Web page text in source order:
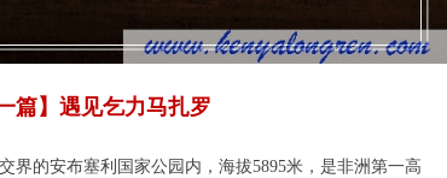
篇】遇见乞力马扎罗
的安布塞利国家公园内，海拔5895米，是非洲第一高